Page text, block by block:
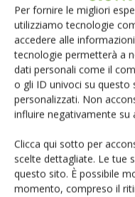
Per fornire le migliori
utilizziamo tecnologie
accedere alle
tecnologie permetterà a
dati personali come il
o gli ID univoci su questo
personalizzati. Non
influire negativamente su
Clicca qui sotto per
scelte dettagliate. Le tue
questo sito. È possibile
momento, compreso il
non presuppongo
soluzioni su larga scala.
genere,più HDD
raggiungere cifre di
estremamente
economico.
Quando si sceglie
esigenze,il primo
considerazione,